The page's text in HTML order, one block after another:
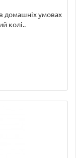
домашніх умовах
колі..